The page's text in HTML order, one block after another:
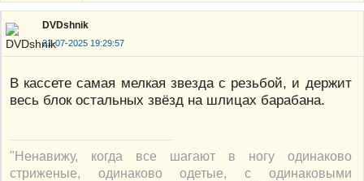
DVDshnik
21-07-2025 19:29:57
В кассете самая мелкая звезда с резьбой, и держит
весь блок остальных звёзд на шлицах барабана.
"Ненавижу, когда все шагают в ногу одинаково
стриженые, одинаково одетые, с одинаковыми